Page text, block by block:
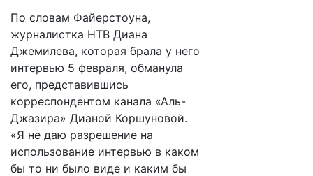
По словам Файерстоуна,
журналистка НТВ Диана
Джемилева, которая брала у него
интервью 5 февраля, обманула
его, представившись
корреспондентом канала «Аль-
Джазира» Дианой Коршуновой.
«Я не даю разрешение на
использование интервью в каком
бы то ни было виде и каким бы